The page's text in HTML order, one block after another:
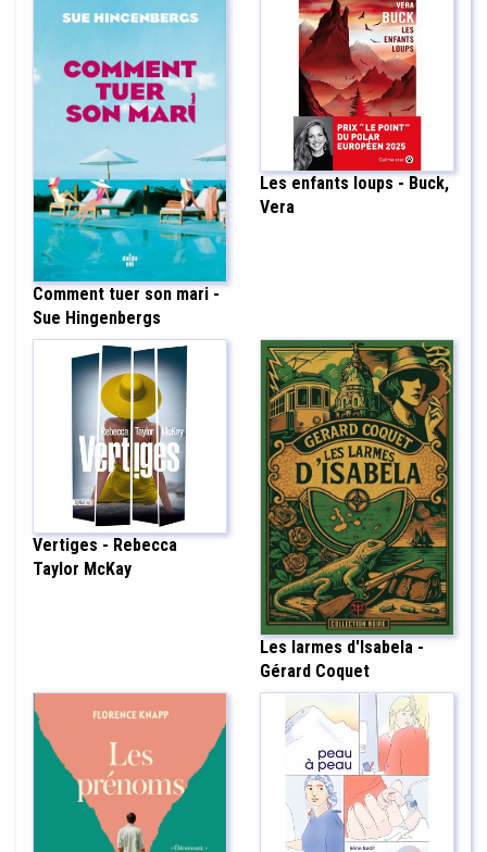
Comment tuer son mari -
Sue Hingenbergs
Les enfants loups - Buck,
Vera
Vertiges - Rebecca
Taylor McKay
Les larmes d'Isabela -
Gérard Coquet